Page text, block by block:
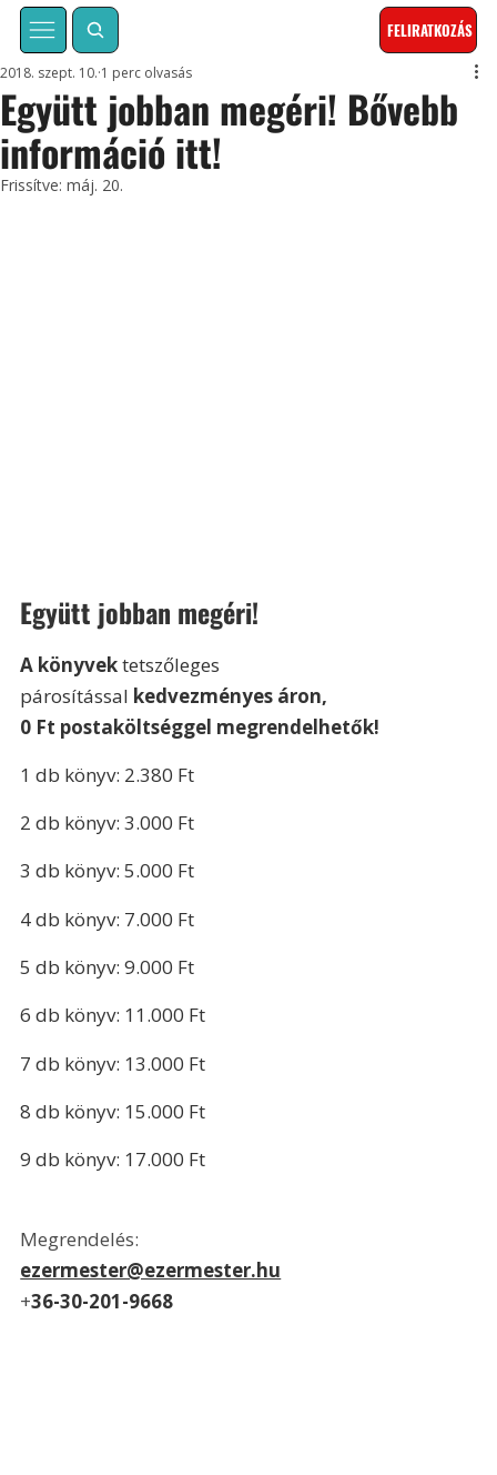
FELIRATKOZÁS
Együtt jobban megéri! Bővebb
információ itt!
2018. szept. 10. 1 perc olvasás
Frissítve:máj. 20.
Együtt jobban megéri!
A könyvek tetszőleges
párosítással kedvezményes áron,
0 Ft postaköltséggel megrendelhetők!
1 db könyv: 2.380 Ft
2 db könyv: 3.000 Ft
3 db könyv: 5.000 Ft
4 db könyv: 7.000 Ft
5 db könyv: 9.000 Ft
6 db könyv: 11.000 Ft
7 db könyv: 13.000 Ft
8 db könyv: 15.000 Ft
9 db könyv: 17.000 Ft
Megrendelés:
ezermester@ezermester.hu
+36-30-201-9668